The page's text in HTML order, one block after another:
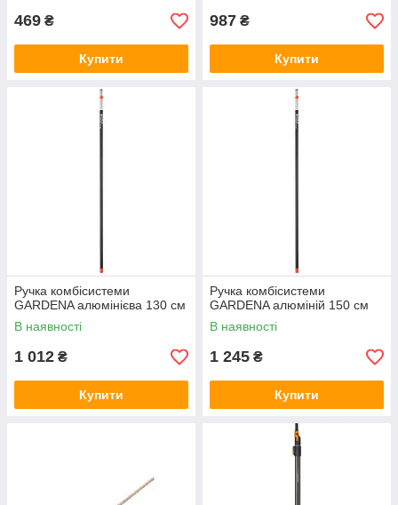
469 ₴
Купити
987 ₴
Купити
Ручка комбісистеми
GARDENA алюмінієва 130 см
В наявності
1 012 ₴
Купити
Ручка комбісистеми
GARDENA алюміній 150 см
В наявності
1 245 ₴
Купити